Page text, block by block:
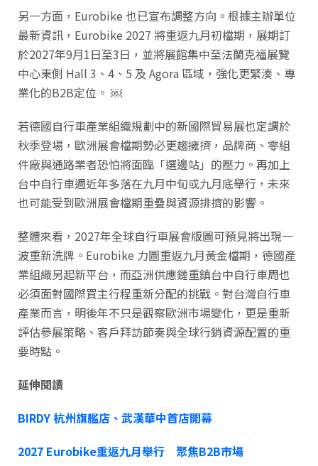
另一方面，Eurobike 也已宣布調整方向。根據主辦單位
最新資訊，Eurobike 2027 將重返九月初檔期，展期訂
於2027年9月1日至3日，並將展館集中至法蘭克福展覽
中心東側 Hall 3、4、5 及 Agora 區域，強化更緊湊、專
業化的B2B定位。 ￼
若德國自行車產業組織規劃中的新國際貿易展也定調於
秋季登場，歐洲展會檔期勢必更趨擁擠，品牌商、零組
件廠與通路業者恐怕將面臨「選邊站」的壓力。再加上
台中自行車週近年多落在九月中旬或九月底舉行，未來
也可能受到歐洲展會檔期重疊與資源排擠的影響。
整體來看，2027年全球自行車展會版圖可預見將出現一
波重新洗牌。Eurobike 力圖重返九月黃金檔期，德國產
業組織另起新平台，而亞洲供應鏈重鎮台中自行車周也
必須面對國際買主行程重新分配的挑戰。對台灣自行車
產業而言，明後年不只是觀察歐洲市場變化，更是重新
評估參展策略、客戶拜訪節奏與全球行銷資源配置的重
要時點。
延伸閱讀
BIRDY 杭州旗艦店、武漢華中首店開幕
2027 Eurobike重返九月舉行 聚焦B2B市場